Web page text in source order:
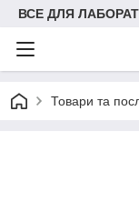
ВСЕ ДЛЯ
Товари та